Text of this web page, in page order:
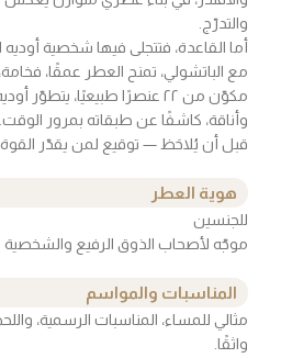
والتدرّج.
أما القاعدة، فتتجلى فيها شخصية
مع الباتشولي، تمنح العطر عمقًا،
مكوّن من ٢٢ عنصرًا طبيعيًا،
وأناقة، كاشفًا عن طبقاته بمرور
قبل أن يُلاحَظ — توقيع لمن يقدّر القوة
هوية العطر
للجنسين
موجّه لأصحاب الذوق الرفيع والشخصية
المناسبات والمواسم
مثالي للمساء، المناسبات الرسمية،
واثقًا.